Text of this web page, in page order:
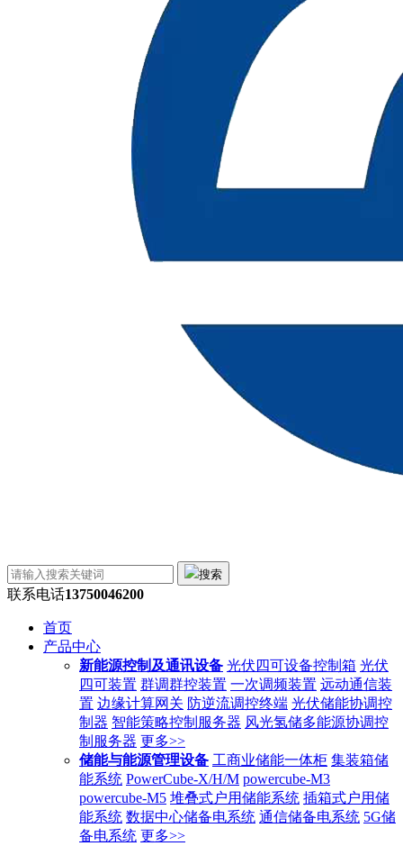
搜索
联系电话13750046200
首页
产品中心
新能源控制及通讯设备 光伏四可设备控制箱 光伏
四可装置 群调群控装置 一次调频装置 远动通信装
置 边缘计算网关 防逆流调控终端 光伏储能协调控
制器 智能策略控制服务器 风光氢储多能源协调控
制服务器 更多>>
储能与能源管理设备 工商业储能一体柜 集装箱储
能系统 PowerCube-X/H/M powercube-M3
powercube-M5 堆叠式户用储能系统 插箱式户用储
能系统 数据中心储备电系统 通信储备电系统 5G储
备电系统 更多>>